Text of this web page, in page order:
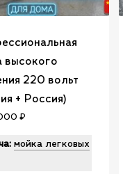
высокого
220 вольт
+ Россия)
₽
мойка легковых